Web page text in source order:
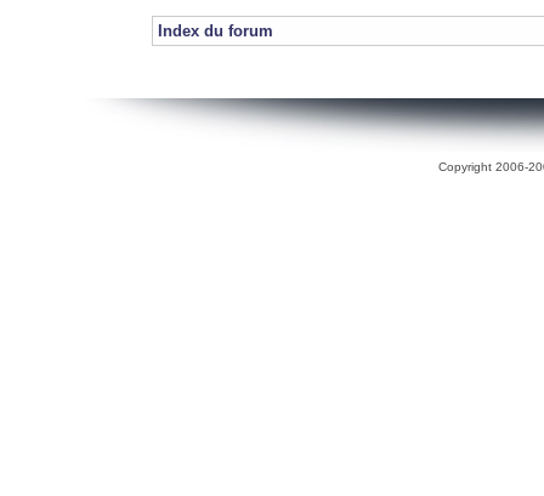
Index du forum
Copyright 2006-